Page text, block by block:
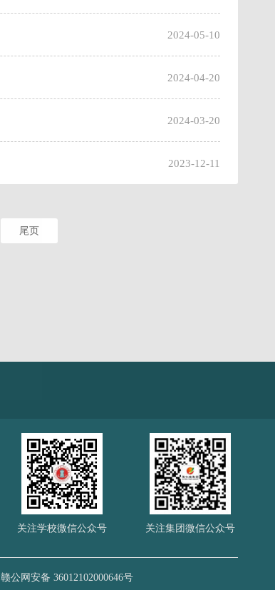
2024-05-10
2024-04-20
2024-03-20
2023-12-11
尾页
关注学校微信公众号 关注集团微信公众号
赣公网安备 36012102000646号